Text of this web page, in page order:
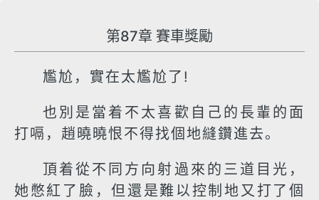
第87章 賽車獎勵
尷尬，實在太尷尬了!
也別是當着不太喜歡自己的長輩的面
打嗝，趙曉曉恨不得找個地縫鑽進去。
頂着從不同方向射過來的三道目光，
她憋紅了臉，但還是難以控制地又打了個